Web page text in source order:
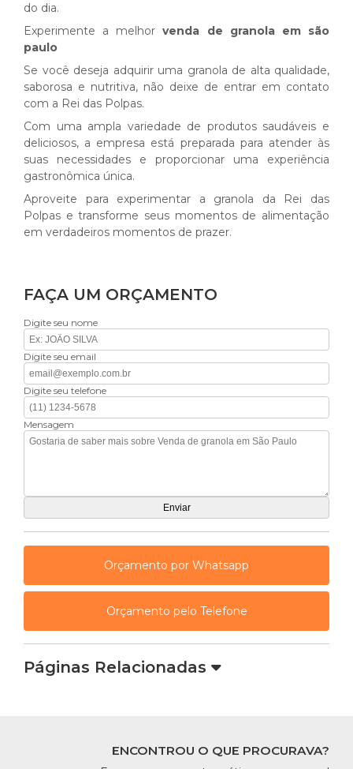
do dia.
Experimente a melhorvenda de granola em são
paulo
Se você deseja adquirir uma granola de alta qualidade,
saborosa e nutritiva, não deixe de entrar em contato
com a Rei das Polpas.
Com uma ampla variedade de produtos saudáveis e
deliciosos, a empresa está preparada para atender às
suas necessidades e proporcionar uma experiência
gastronômica única.
Aproveite para experimentar a granola da Rei das
Polpas e transforme seus momentos de alimentação
em verdadeiros momentos de prazer.
FAÇA UM ORÇAMENTO
Digite seu nome
Digite seu email
Digite seu telefone
Mensagem
Orçamento por Whatsapp
Orçamento pelo Telefone
Páginas Relacionadas
ENCONTROU O QUE PROCURAVA?